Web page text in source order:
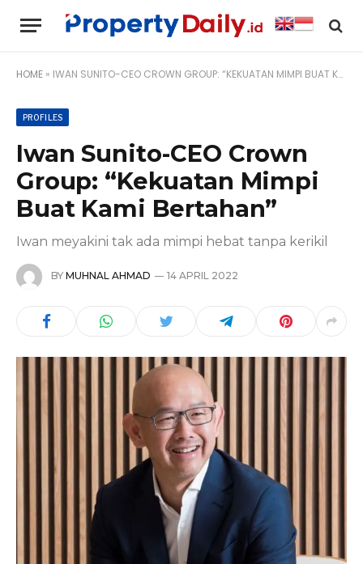
HOME » IWAN SUNITO-CEO CROWN GROUP: “KEKUATAN MIMPI BUAT KAMI BERTAHAN”
PROFILES
Iwan Sunito-CEO Crown
Group: “Kekuatan Mimpi
Buat Kami Bertahan”
Iwan meyakini tak ada mimpi hebat tanpa kerikil
BY MUHNAL AHMAD 14 APRIL 2022